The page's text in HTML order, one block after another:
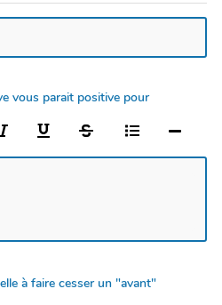
vous parait positive pour
à faire cesser un "avant"